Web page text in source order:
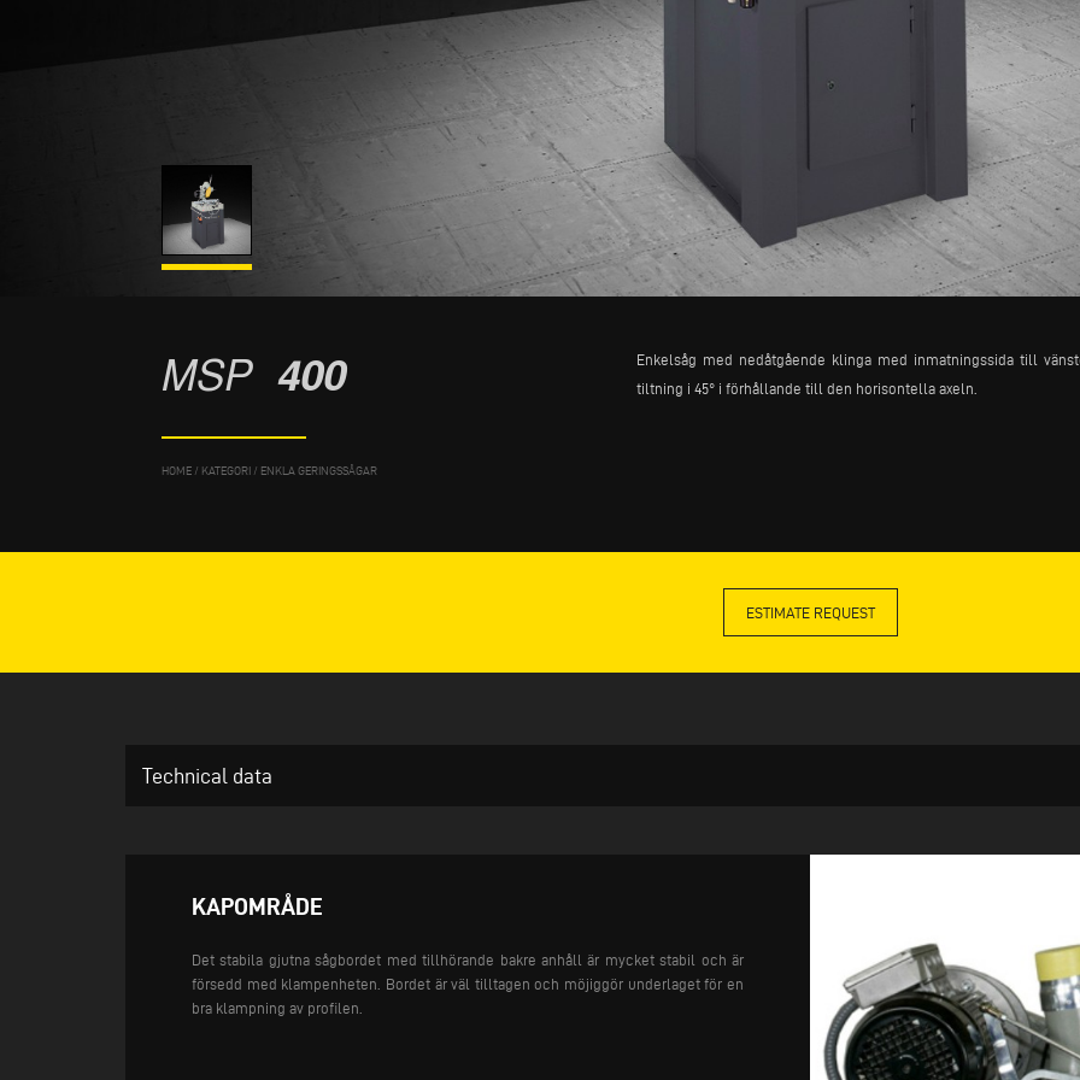
MSP 400
HOME / KATEGORI / ENKLA GERINGSSÅGAR
Enkelsåg med nedåtgående klinga med inmatningssida till
tiltning i 45° i förhållande till den horisontella axeln.
ESTIMATE REQUEST
Technical data
KAPOMRÅDE
Det stabila gjutna sågbordet med tillhörande bakre anhåll är mycket stabil och är
försedd med klampenheten. Bordet är väl tilltagen och möjiggör underlaget för en
bra klampning av profilen.